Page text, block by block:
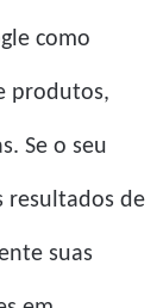
como
produtos,
Se o seu
resultados de
suas